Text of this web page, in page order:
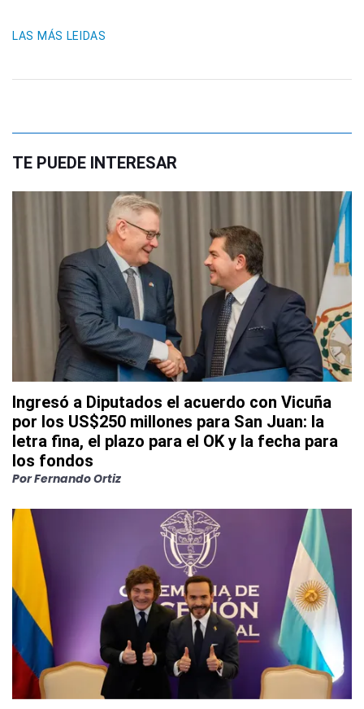
LAS MÁS LEIDAS
TE PUEDE INTERESAR
Ingresó a Diputados el acuerdo con Vicuña
por los US$250 millones para San Juan: la
letra fina, el plazo para el OK y la fecha para
los fondos
PorFernando Ortiz